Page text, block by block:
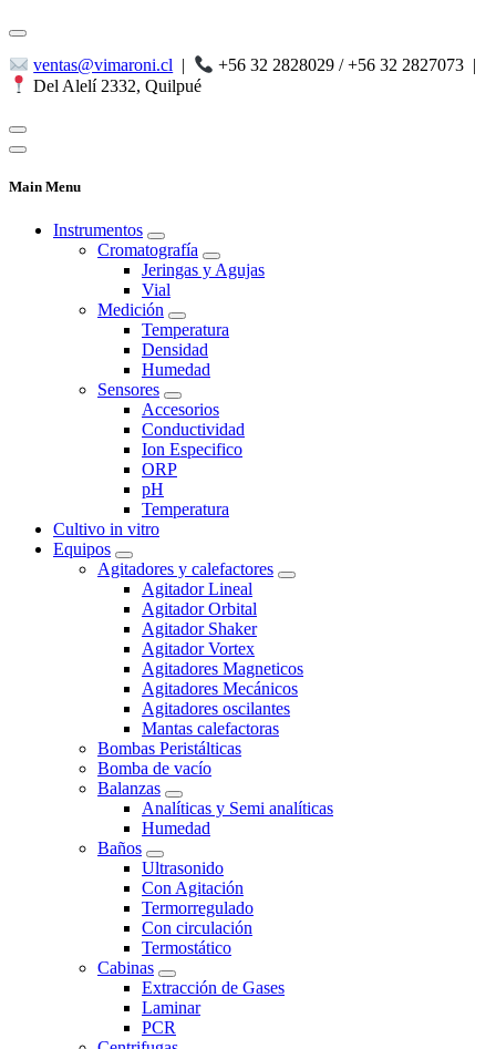
ventas@vimaroni.cl | +56 32 2828029 / +56 32 2827073 |
Del Alelí 2332, Quilpué
Main Menu
Instrumentos
Cromatografía
Jeringas y Agujas
Vial
Medición
Temperatura
Densidad
Humedad
Sensores
Accesorios
Conductividad
Ion Especifico
ORP
pH
Temperatura
Cultivo in vitro
Equipos
Agitadores y calefactores
Agitador Lineal
Agitador Orbital
Agitador Shaker
Agitador Vortex
Agitadores Magneticos
Agitadores Mecánicos
Agitadores oscilantes
Mantas calefactoras
Bombas Peristálticas
Bomba de vacío
Balanzas
Analíticas y Semi analíticas
Humedad
Baños
Ultrasonido
Con Agitación
Termorregulado
Con circulación
Termostático
Cabinas
Extracción de Gases
Laminar
PCR